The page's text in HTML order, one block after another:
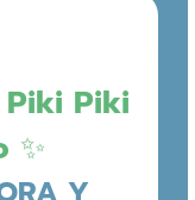
Piki
✨